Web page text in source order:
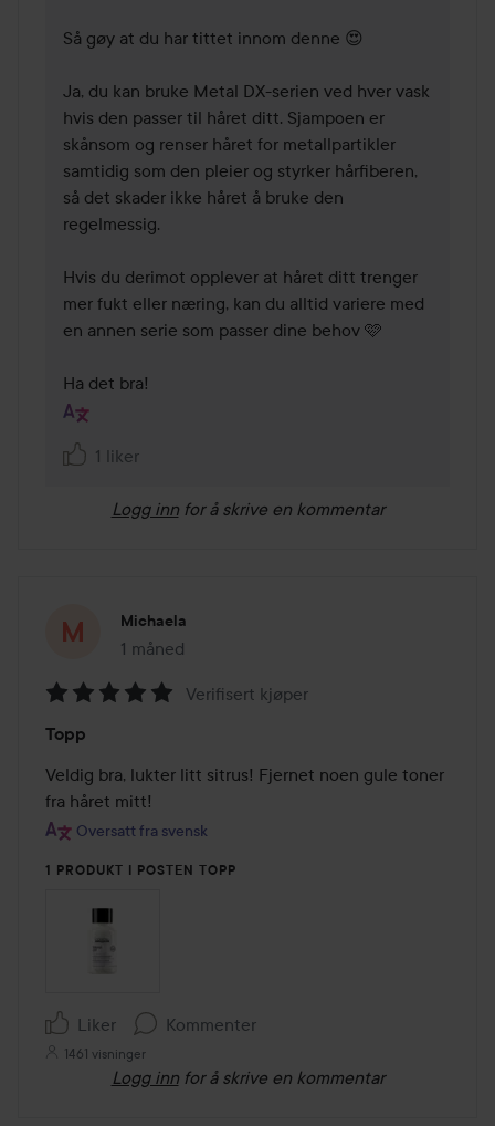
Så gøy at du har tittet innom denne 😍
Ja, du kan bruke Metal DX-serien ved hver vask
hvis den passer til håret ditt. Sjampoen er
skånsom og renser håret for metallpartikler
samtidig som den pleier og styrker hårfiberen,
så det skader ikke håret å bruke den
regelmessig.
Hvis du derimot opplever at håret ditt trenger
mer fukt eller næring, kan du alltid variere med
en annen serie som passer dine behov 🩷
Ha det bra!
1 liker
Logg inn for å skrive en kommentar
Michaela
1 måned
Innlegget ble opprettet 1 måned
5
av
5
Verifisert kjøper
Topp
Veldig bra, lukter litt sitrus! Fjernet noen gule toner
fra håret mitt!
Oversatt fra svensk
1 PRODUKT I POSTEN TOPP
Liker Kommenter
1461 visninger
Logg inn for å skrive en kommentar